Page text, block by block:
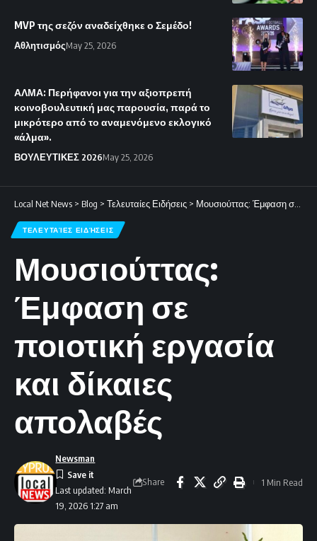
MVP της σεζόν αναδείχθηκε ο Σεμέδο!
ΑθλητισμόςMay 25, 2026
ΑΛΜΑ: Περήφανοι για την αξιοπρεπή
κοινοβουλευτική μας παρουσία, παρά το
μικρότερο από το αναμενόμενο εκλογικό
«άλμα».
ΒΟΥΛΕΥΤΙΚΕΣ 2026May 25, 2026
Local Net News > Blog > Τελευταίες Ειδήσεις > Μουσιούττας: Έμφαση σε ποιοτική εργασία και δίκαιες απολαβές
ΤΕΛΕΥΤΑΊΕΣ ΕΙΔΉΣΕΙΣ
Μουσιούττας:
Έμφαση σε
ποιοτική εργασία
και δίκαιες
απολαβές
Last updated: March
19, 2026 1:27 am
Newsman
Share 1 Min Read